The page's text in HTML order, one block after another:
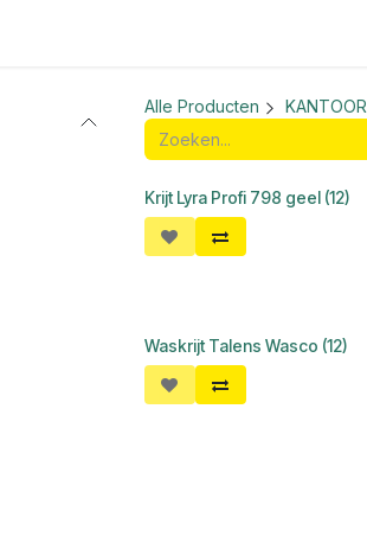
Alle Producten KANTOOR
Krijt Lyra Profi 798 geel (12)
Waskrijt Talens Wasco (12)